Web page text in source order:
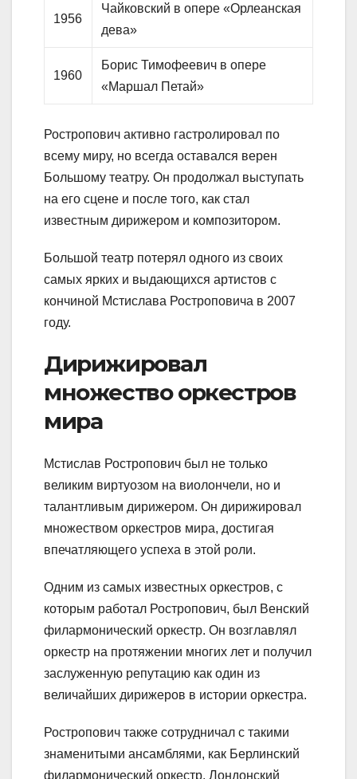
1956
Чайковский в опере «Орлеанская
дева»
1960
Борис Тимофеевич в опере
«Маршал Петай»
Ростропович активно гастролировал по
всему миру, но всегда оставался верен
Большому театру. Он продолжал выступать
на его сцене и после того, как стал
известным дирижером и композитором.
Большой театр потерял одного из своих
самых ярких и выдающихся артистов с
кончиной Мстислава Ростроповича в 2007
году.
Дирижировал
множество оркестров
мира
Мстислав Ростропович был не только
великим виртуозом на виолончели, но и
талантливым дирижером. Он дирижировал
множеством оркестров мира, достигая
впечатляющего успеха в этой роли.
Одним из самых известных оркестров, с
которым работал Ростропович, был Венский
филармонический оркестр. Он возглавлял
оркестр на протяжении многих лет и получил
заслуженную репутацию как один из
величайших дирижеров в истории оркестра.
Ростропович также сотрудничал с такими
знаменитыми ансамблями, как Берлинский
филармонический оркестр, Лондонский